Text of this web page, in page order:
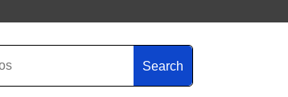
Search